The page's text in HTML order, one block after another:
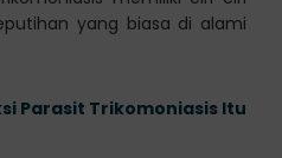
yang biasa di alami
Parasit Trikomoniasis Itu